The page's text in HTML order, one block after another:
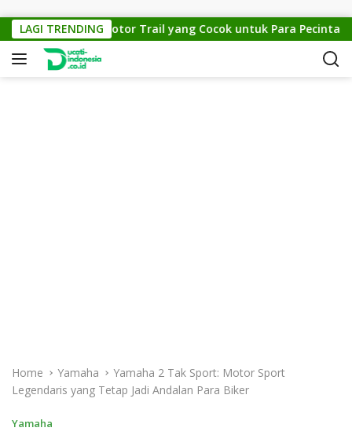
LAGI TRENDING
Cross 150: Motor Trail yang Cocok untuk Para Pecinta Off-
Home Yamaha
Yamaha 2 Tak Sport: Motor Sport
Legendaris yang Tetap Jadi Andalan Para Biker
Yamaha